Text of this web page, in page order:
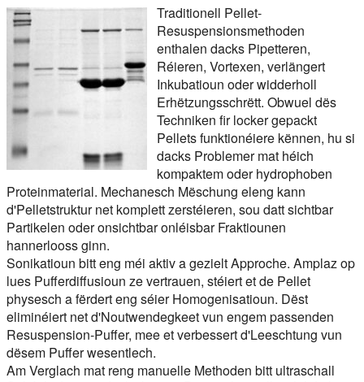
Traditionell Pellet-
Resuspensionsmethoden
enthalen dacks Pipetteren,
Réieren, Vortexen, verlängert
Inkubatioun oder widderholl
Erhëtzungsschrëtt. Obwuel dës
Techniken fir locker gepackt
Pellets funktionéiere kënnen, hu si
dacks Problemer mat héich
kompaktem oder hydrophoben
Proteinmaterial. Mechanesch Mëschung eleng kann
d'Pelletstruktur net komplett zerstéieren, sou datt sichtbar
Partikelen oder onsichtbar onléisbar Fraktiounen
hannerlooss ginn.
Sonikatioun bitt eng méi aktiv a gezielt Approche. Amplaz op
lues Pufferdiffusioun ze vertrauen, stéiert et de Pellet
physesch a fërdert eng séier Homogenisatioun. Dëst
eliminéiert net d'Noutwendegkeet vun engem passenden
Resuspension-Puffer, mee et verbessert d'Leeschtung vun
dësem Puffer wesentlech.
Am Verglach mat reng manuelle Methoden bitt ultraschall